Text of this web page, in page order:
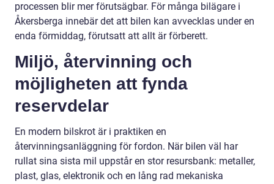
processen blir mer förutsägbar. För många bilägare i
Åkersberga innebär det att bilen kan avvecklas under en
enda förmiddag, förutsatt att allt är förberett.
Miljö, återvinning och
möjligheten att fynda
reservdelar
En modern bilskrot är i praktiken en
återvinningsanläggning för fordon. När bilen väl har
rullat sina sista mil uppstår en stor resursbank: metaller,
plast, glas, elektronik och en lång rad mekaniska